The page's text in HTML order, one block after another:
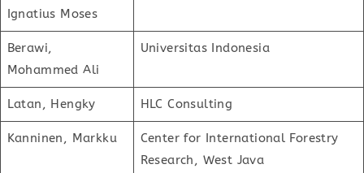
Ignatius Moses
Berawi,
Mohammed Ali
Universitas Indonesia
Latan, Hengky HLC Consulting
Kanninen, Markku
Center for International Forestry
Research, West Java